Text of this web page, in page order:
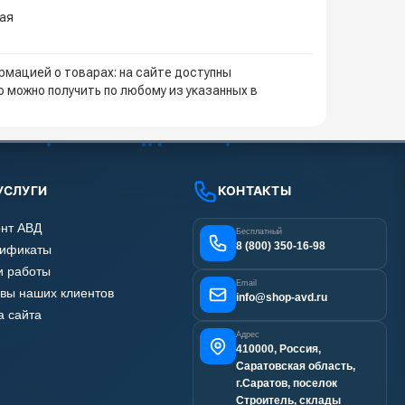
о товарах: на сайте доступны
получить по любому из указанных в
АВД
работы
наших клиентов
сайта
КОНТАКТЫ
Бесплатный
8 (800) 350-16-98
Email
info@shop-avd.ru
Адрес
410000, Россия,
Саратовская область,
г.Саратов, поселок
Строитель, склады